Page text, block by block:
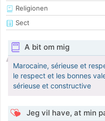
Religionen
Sect
A bit om mig
Marocaine, sérieuse et
le respect et les bonnes
sérieuse et constructive
Jeg vil have, at min